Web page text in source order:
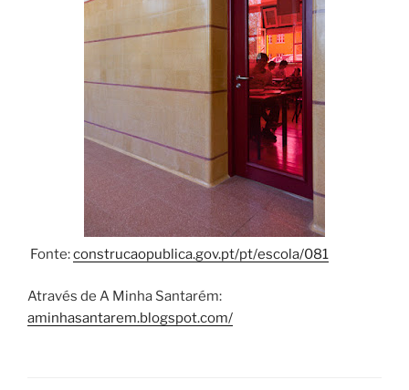
Fonte:construcaopublica.gov.pt/pt/escola/081
Através de A Minha Santarém:
aminhasantarem.blogspot.com/